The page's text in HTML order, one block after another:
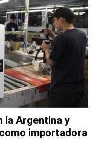
la Argentina y
importadora